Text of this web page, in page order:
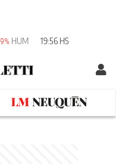
HUM 19:56 HS